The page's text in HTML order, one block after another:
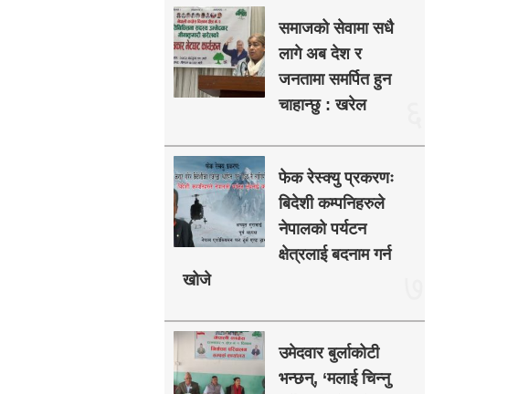
समाजको सेवामा सधै
लागे अब देश र
जनतामा समर्पित हुन
चाहान्छु : खरेल
फेक रेस्क्यु प्रकरणः
बिदेशी कम्पनिहरुले
नेपालको पर्यटन
क्षेत्रलाई बदनाम गर्न
खोजे
उमेदवार बुर्लाकोटी
भन्छन्, ‘मलाई चिन्नु